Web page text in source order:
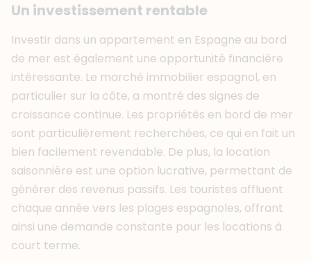
Un investissement rentable
Investir dans un appartement en Espagne au bord
de mer est également une opportunité financière
intéressante. Le marché immobilier espagnol, en
particulier sur la côte, a montré des signes de
croissance continue. Les propriétés en bord de mer
sont particulièrement recherchées, ce qui en fait un
bien facilement revendable. De plus, la location
saisonnière est une option lucrative, permettant de
générer des revenus passifs. Les touristes affluent
chaque année vers les plages espagnoles, offrant
ainsi une demande constante pour les locations à
court terme.